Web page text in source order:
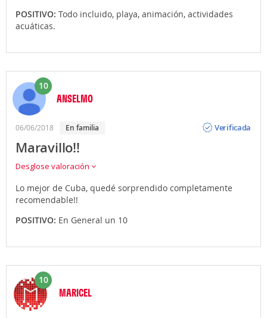
POSITIVO: Todo incluido, playa, animación, actividades
acuáticas.
10
ANSELMO
06/06/2018 en familia
Verificada
Maravillo!!
Desglose valoración
Lo mejor de Cuba, quedé sorprendido completamente
recomendable!!
POSITIVO: En General un 10
10
MARICEL